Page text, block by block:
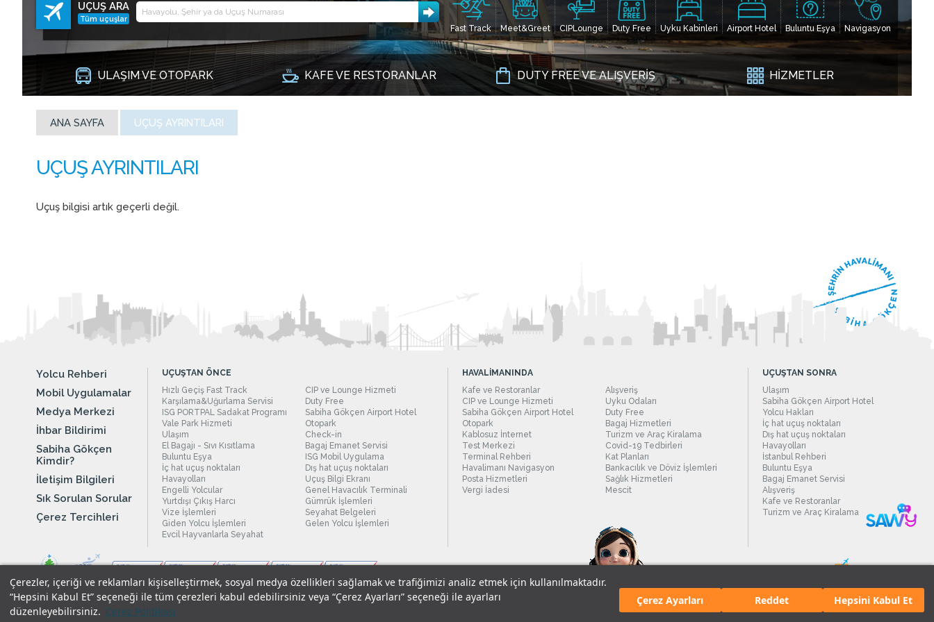
Çerezler, içeriği ve reklamları kişiselleştirmek, sosyal medya özellikleri sağlamak ve trafiğimizi analiz etmek için kullanılmaktadır.
“Hepsini Kabul Et” seçeneği ile tüm çerezleri kabul edebilirsiniz veya “Çerez Ayarları” seçeneği ile ayarları
düzenleyebilirsiniz. Çerez Politikası
Çerez Ayarları Reddet Hepsini Kabul Et
UÇUŞ ARA
Tüm uçuşlar
Fast Track Meet&Greet CIPLounge Duty Free Uyku Kabinleri Airport Hotel Buluntu Eşya Navigasyon
ULAŞIM VE OTOPARK KAFE VE RESTORANLAR DUTY FREE VE ALIŞVERİŞ HİZMETLER
ANA SAYFA UÇUŞ AYRINTILARI
Uçuş bilgisi artık geçerli değil.
Yolcu Rehberi
Mobil Uygulamalar
Medya Merkezi
İhbar Bildirimi
Sabiha Gökçen
Kimdir?
İletişim Bilgileri
Sık Sorulan Sorular
Çerez Tercihleri
UÇUŞTAN ÖNCE
Hızlı Geçiş Fast Track
CIP ve Lounge Hizmeti
Karşılama&Uğurlama Servisi
Duty Free
ISG PORTPAL Sadakat Programı
Sabiha Gökçen Airport Hotel
Vale Park Hizmeti
Otopark
Ulaşım
Check-in
El Bagajı - Sıvı Kısıtlama
Bagaj Emanet Servisi
Buluntu Eşya
ISG Mobil Uygulama
İç hat uçuş noktaları
Dış hat uçuş noktaları
Havayolları
Uçuş Bilgi Ekranı
Engelli Yolcular
Genel Havacılık Terminali
Yurtdışı Çıkış Harcı
Gümrük İşlemleri
Vize İşlemleri
Seyahat Belgeleri
Giden Yolcu İşlemleri
Gelen Yolcu İşlemleri
Evcil Hayvanlarla Seyahat
HAVALİMANINDA
Kafe ve Restoranlar
Alışveriş
CIP ve Lounge Hizmeti
Uyku Odaları
Sabiha Gökçen Airport Hotel
Duty Free
Otopark
Bagaj Hizmetleri
Kablosuz İnternet
Turizm ve Araç Kiralama
Test Merkezi
Covid-19 Tedbirleri
Terminal Rehberi
Kat Planları
Havalimanı Navigasyon
Bankacılık ve Döviz İşlemleri
Posta Hizmetleri
Sağlık Hizmetleri
Vergi İadesi
Mescit
UÇUŞTAN SONRA
Ulaşım
Sabiha Gökçen Airport Hotel
Yolcu Hakları
İç hat uçuş noktaları
Dış hat uçuş noktaları
Havayolları
İstanbul Rehberi
Buluntu Eşya
Bagaj Emanet Servisi
Alışveriş
Kafe ve Restoranlar
Turizm ve Araç Kiralama
Yasal Uyarılar Çerez Politikamız